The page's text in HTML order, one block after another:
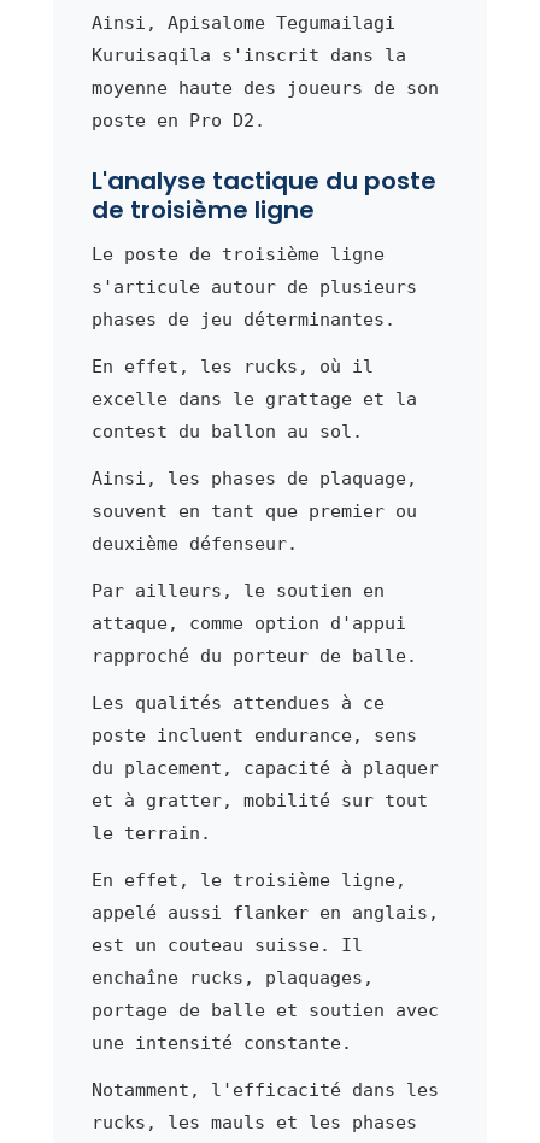
Ainsi, Apisalome Tegumailagi
Kuruisaqila s'inscrit dans la
moyenne haute des joueurs de son
poste en Pro D2.
L'analyse tactique du poste
de troisième ligne
Le poste de troisième ligne
s'articule autour de plusieurs
phases de jeu déterminantes.
En effet, les rucks, où il
excelle dans le grattage et la
contest du ballon au sol.
Ainsi, les phases de plaquage,
souvent en tant que premier ou
deuxième défenseur.
Par ailleurs, le soutien en
attaque, comme option d'appui
rapproché du porteur de balle.
Les qualités attendues à ce
poste incluent endurance, sens
du placement, capacité à plaquer
et à gratter, mobilité sur tout
le terrain.
En effet, le troisième ligne,
appelé aussi flanker en anglais,
est un couteau suisse. Il
enchaîne rucks, plaquages,
portage de balle et soutien avec
une intensité constante.
Notamment, l'efficacité dans les
rucks, les mauls et les phases